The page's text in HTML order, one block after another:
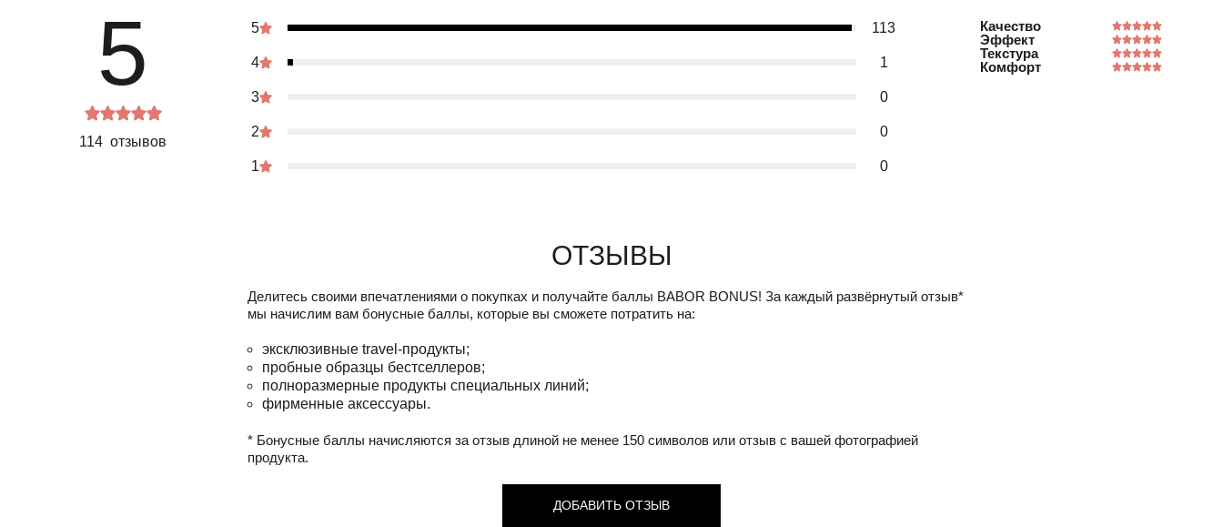
5
114 отзывов
5 113
4 1
3 0
2 0
1 0
Качество
Эффект
Текстура
Комфорт
Отзывы
Делитесь своими впечатлениями о покупках и получайте баллы BABOR BONUS! За каждый развёрнутый отзыв*
мы начислим вам бонусные баллы, которые вы сможете потратить на:
эксклюзивные travel-продукты;
пробные образцы бестселлеров;
полноразмерные продукты специальных линий;
фирменные аксессуары.
* Бонусные баллы начисляются за отзыв длиной не менее 150 символов или отзыв с вашей фотографией
продукта.
ДОБАВИТЬ ОТЗЫВ